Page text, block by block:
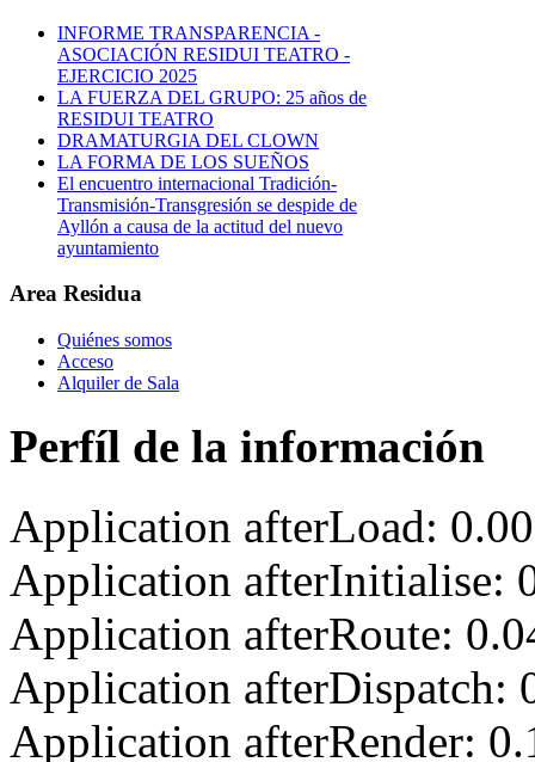
INFORME TRANSPARENCIA -
ASOCIACIÓN RESIDUI TEATRO -
EJERCICIO 2025
LA FUERZA DEL GRUPO: 25 años de
RESIDUI TEATRO
DRAMATURGIA DEL CLOWN
LA FORMA DE LOS SUEÑOS
El encuentro internacional Tradición-
Transmisión-Transgresión se despide de
Ayllón a causa de la actitud del nuevo
ayuntamiento
Area Residua
Quiénes somos
Acceso
Alquiler de Sala
Perfíl de la información
Application afterLoad:
Application afterInitialise:
Application afterRoute:
Application afterDispatch:
Application afterRender: